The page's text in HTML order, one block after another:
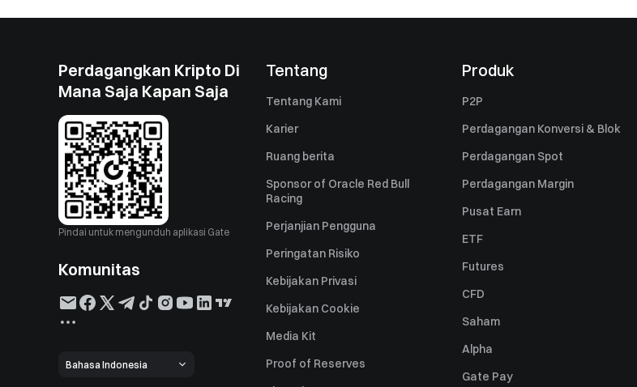
Perdagangkan Kripto Di
Mana Saja Kapan Saja
Pindai untuk mengunduh aplikasi Gate
Komunitas
Bahasa Indonesia
Tentang
Tentang Kami
Karier
Ruang berita
Sponsor of Oracle Red Bull
Racing
Perjanjian Pengguna
Peringatan Risiko
Kebijakan Privasi
Kebijakan Cookie
Media Kit
Proof of Reserves
Produk
P2P
Perdagangan Konversi & Blok
Perdagangan Spot
Perdagangan Margin
Pusat Earn
ETF
Futures
CFD
Saham
Alpha
Gate Pay